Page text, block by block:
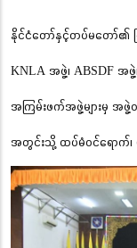
နိုင်ငံတော်နှင့်တပ်မတော်၏
KNLA အဖွဲ့၊ ABSDF
အကြမ်းဖက်အဖွဲ့များမှ အ
အတွင်းသို့ ထပ်မံဝင်ရောက်၊